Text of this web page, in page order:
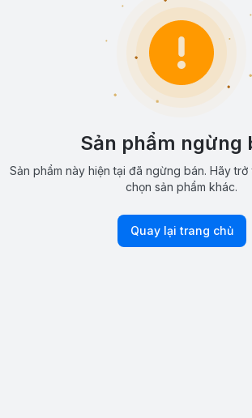
Sản phẩm ngừng
Sản phẩm này hiện tại đã ngừng bán. Hãy
chọn sản phẩm khác.
Quay lại trang chủ